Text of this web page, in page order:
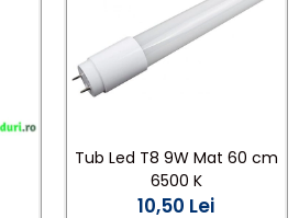
Tub Led T8 9W Mat 60 cm
6500 K
10,50 Lei